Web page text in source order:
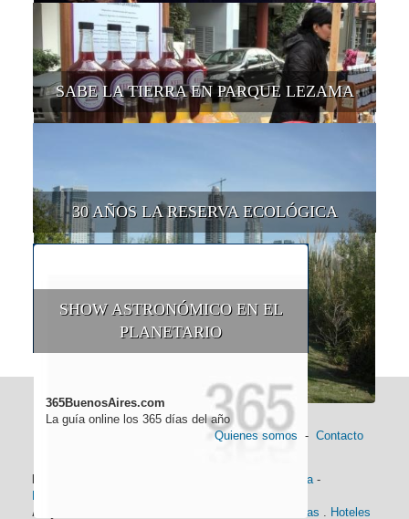
SABE LA TIERRA EN PARQUE LEZAMA
30 AÑOS LA RESERVA ECOLÓGICA
SHOW ASTRONÓMICO EN EL
PLANETARIO
365BuenosAires.com
La guía online los 365 días del año
Quienes somos - Contacto
Historia-
Alojamiento:
Hoteles 4 Estrellas . Hoteles